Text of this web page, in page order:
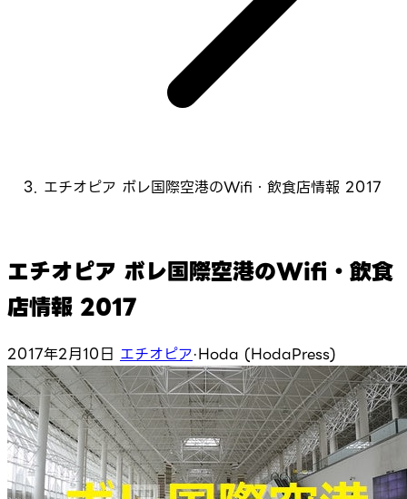
エチオピア ボレ国際空港のWifi・飲食店情報 2017
エチオピア ボレ国際空港のWifi・飲食
店情報 2017
2017年2月10日 エチオピア·Hoda (HodaPress)